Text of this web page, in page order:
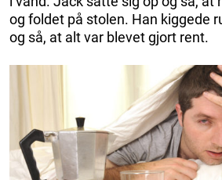
og foldet på stolen. Han kiggede
og så, at alt var blevet gjort rent.